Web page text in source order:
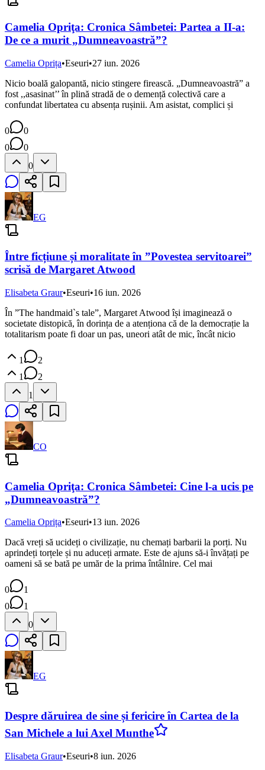
Camelia Opriţa: Cronica Sâmbetei: Partea a II-a:
De ce a murit „Dumneavoastră”?
Camelia Oprița•Eseuri•27 iun. 2026
Nicio boală galopantă, nicio stingere firească. „Dumneavoastră” a
fost ,,asasinat’’ în plină stradă de o demență colectivă care a
confundat libertatea cu absența rușinii. Am asistat, complici și
0
0
0
0
0
EG
Între ficțiune și moralitate în ”Povestea servitoarei”
scrisă de Margaret Atwood
Elisabeta Graur•Eseuri•16 iun. 2026
În ”The handmaid`s tale”, Margaret Atwood își imaginează o
societate distopică, în dorința de a atenționa că de la democrație la
totalitarism poate fi doar un pas, uneori atât de mic, încât nicio
1
2
1
2
1
CO
Camelia Opriţa: Cronica Sâmbetei: Cine l-a ucis pe
„Dumneavoastră”?
Camelia Oprița•Eseuri•13 iun. 2026
Dacă vreți să ucideți o civilizație, nu chemați barbarii la porți. Nu
aprindeți torțele și nu aduceți armate. Este de ajuns să-i învățați pe
oameni să se bată pe umăr de la prima întâlnire. Cel mai
0
1
0
1
0
EG
Despre dăruirea de sine și fericire în Cartea de la
San Michele a lui Axel Munthe
Elisabeta Graur•Eseuri•8 iun. 2026